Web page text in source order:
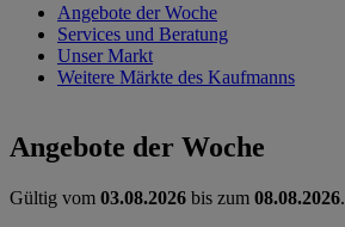
Angebote der Woche
Services und Beratung
Unser Markt
Weitere Märkte des Kaufmanns
Angebote der Woche
Gültig vom 03.08.2026 bis zum 08.08.2026.